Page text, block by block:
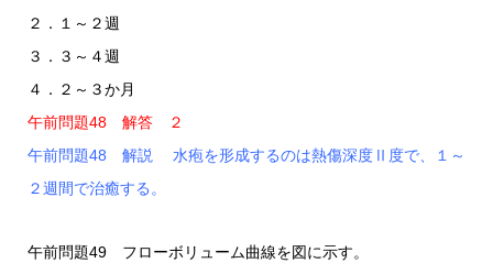
２．１～２週
３．３～４週
４．２～３か月
午前問題48 解答 ２
午前問題48 解説 水疱を形成するのは熱傷深度Ⅱ度で、１～
２週間で治癒する。
午前問題49 フローボリューム曲線を図に示す。